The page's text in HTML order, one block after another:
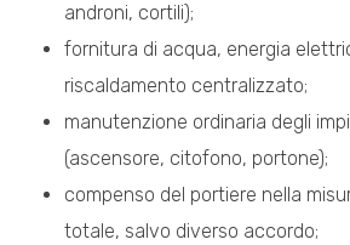
androni, cortili);
fornitura di acqua, energia
riscaldamento centralizzato;
manutenzione ordinaria degli
(ascensore, citofono, portone);
compenso del portiere nella
totale, salvo diverso accordo;